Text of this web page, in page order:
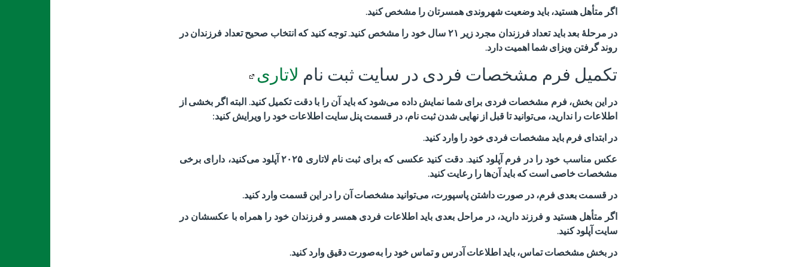
اگر متأهل هستید، باید وضعیت شهروندی همسرتان را مشخص کنید.
در مرحلهٔ بعد باید تعداد فرزندان مجرد زیر ۲۱ سال خود را مشخص کنید.توجه کنید که انتخاب صحیح تعداد فرزندان در
روند گرفتن ویزای شما اهمیت دارد.
تکمیل فرم مشخصات فردی در سایت ثبت نام لاتاری
در این بخش، فرم مشخصات فردی برای شما نمایش داده می‌شود که باید آن را با دقت تکمیل کنید. البته اگر بخشی از
اطلاعات را ندارید، می‌توانید تا قبل از نهایی شدن ثبت نام، در قسمت پنل سایت اطلاعات خود را ویرایش کنید:
در ابتدای فرم باید مشخصات فردی خود را وارد کنید.
عکس مناسب خود را در فرم آپلود کنید. دقت کنید عکسی که برای ثبت نام لاتاری ۲۰۲۵آپلود می‌کنید، دارای برخی
مشخصات خاصی است که باید آن‌ها را رعایت کنید.
در قسمت بعدی فرم، در صورت داشتن پاسپورت، می‌توانید مشخصات آن را در این قسمت وارد کنید.
اگر متأهل هستید و فرزند دارید، در مراحل بعدی باید اطلاعات فردی همسر و فرزندان خود را همراه با عکسشان در
سایت آپلود کنید.
در بخش مشخصات تماس، باید اطلاعات آدرس و تماس خود را به‌صورت دقیق وارد کنید.